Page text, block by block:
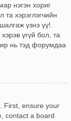
нэгэн хориг
та хэрэглэгчийн
үзнэ үү!.
үгүй бол, та
нь тэд форумдаа
First, ensure your
contact a board